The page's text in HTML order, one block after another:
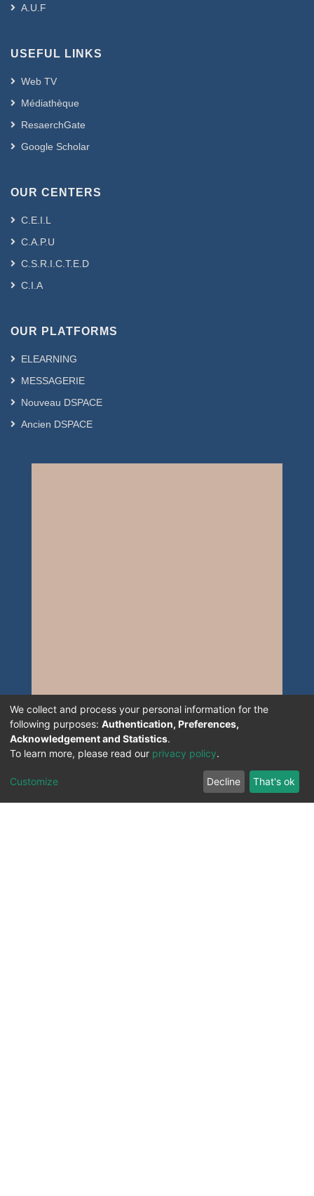
A.U.F
USEFUL LINKS
Web TV
Médiathèque
ResaerchGate
Google Scholar
OUR CENTERS
C.E.I.L
C.A.P.U
C.S.R.I.C.T.E.D
C.I.A
OUR PLATFORMS
ELEARNING
MESSAGERIE
Nouveau DSPACE
Ancien DSPACE
We collect and process your personal information for the
following purposes: Authentication, Preferences,
Acknowledgement and Statistics.
To learn more, please read our privacy policy.
Customize Decline That's ok